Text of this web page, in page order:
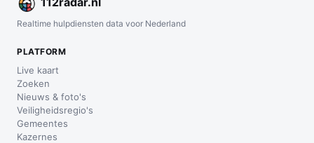
Realtime hulpdiensten data voor Nederland
PLATFORM
Live kaart
Zoeken
Nieuws & foto's
Veiligheidsregio's
Gemeentes
Kazernes